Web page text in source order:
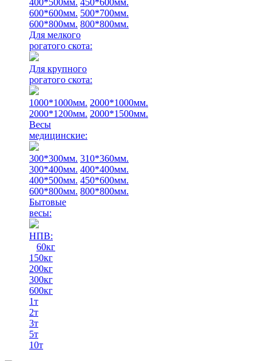
400*500мм. 450*600мм.
600*600мм. 500*700мм.
600*800мм. 800*800мм.
Для мелкого
рогатого скота:
Для крупного
рогатого скота:
1000*1000мм. 2000*1000мм.
2000*1200мм. 2000*1500мм.
Весы
медицинские:
300*300мм. 310*360мм.
300*400мм. 400*400мм.
400*500мм. 450*600мм.
600*800мм. 800*800мм.
Бытовые
весы:
НПВ:
60кг
150кг
200кг
300кг
600кг
1т
2т
3т
5т
10т